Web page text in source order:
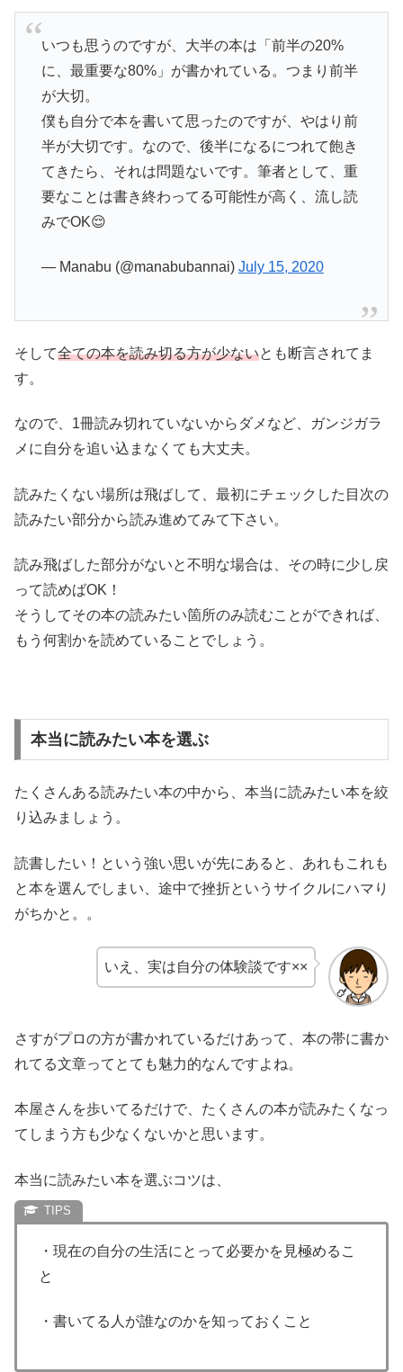
いつも思うのですが、大半の本は「前半の20%
に、最重要な80%」が書かれている。つまり前半
が大切。
僕も自分で本を書いて思ったのですが、やはり前
半が大切です。なので、後半になるにつれて飽き
てきたら、それは問題ないです。筆者として、重
要なことは書き終わってる可能性が高く、流し読
みでOK😌
— Manabu (@manabubannai) July 15, 2020
そして全ての本を読み切る方が少ないとも断言されてま
す。
なので、1冊読み切れていないからダメなど、ガンジガラ
メに自分を追い込まなくても大丈夫。
読みたくない場所は飛ばして、最初にチェックした目次の
読みたい部分から読み進めてみて下さい。
読み飛ばした部分がないと不明な場合は、その時に少し戻
って読めばOK！
そうしてその本の読みたい箇所のみ読むことができれば、
もう何割かを読めていることでしょう。
本当に読みたい本を選ぶ
たくさんある読みたい本の中から、本当に読みたい本を絞
り込みましょう。
読書したい！という強い思いが先にあると、あれもこれも
と本を選んでしまい、途中で挫折というサイクルにハマり
がちかと。。
いえ、実は自分の体験談です××
さすがプロの方が書かれているだけあって、本の帯に書か
れてる文章ってとても魅力的なんですよね。
本屋さんを歩いてるだけで、たくさんの本が読みたくなっ
てしまう方も少なくないかと思います。
本当に読みたい本を選ぶコツは、
・現在の自分の生活にとって必要かを見極めるこ
と
・書いてる人が誰なのかを知っておくこと